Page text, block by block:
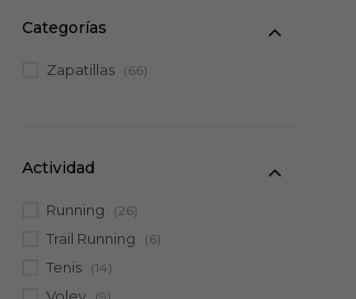
Categorías
Zapatillas (66)
Actividad
Running (26)
Trail Running (6)
Tenis (14)